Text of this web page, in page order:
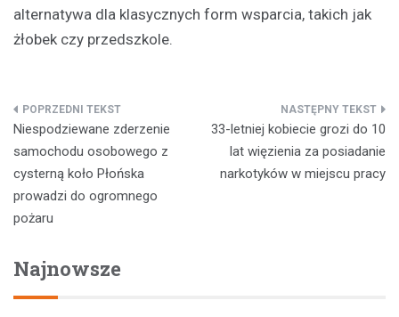
alternatywa dla klasycznych form wsparcia, takich jak
żłobek czy przedszkole.
Nawigacja
wpisu
Niespodziewane zderzenie
samochodu osobowego z
cysterną koło Płońska
prowadzi do ogromnego
pożaru
33-letniej kobiecie grozi do 10
lat więzienia za posiadanie
narkotyków w miejscu pracy
Najnowsze